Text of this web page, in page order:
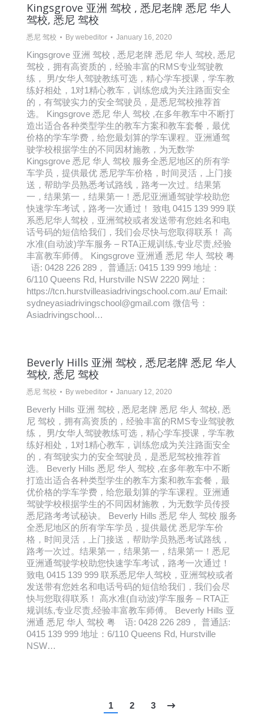
Kingsgrove 亚洲 驾校 , 悉尼老牌 悉尼 华人
驾校, 悉尼 驾校
悉尼 驾校 By webeditor January 16, 2020
Kingsgrove 亚洲 驾校 , 悉尼老牌 悉尼 华人 驾校, 悉尼
驾校，拥有高资质的，经验丰富的RMS专业驾驶教
练， 男/女华人驾驶教练可选，精心学车授课，学车教
练好相处，1对1精心教车，训练您成为关注路面安全
的，有驾驶实力的安全驾驶员，是悉尼驾校推荐首
选。 Kingsgrove 悉尼 华人 驾校 ,在多年教车中不断打
造出适合各种类型学生的教车方案和教车套餐，最优
价格的学车学费，给您最划算的学车课程。亚洲通驾
驶学校根据学生的不同因材施教，为无数学
Kingsgrove 悉尼 华人 驾校 服务全悉尼地区的所有学
车学员，提供最优 悉尼学车价格，时间灵活，上门接
送，帮助学员熟悉考试路线，路考一次过。结果第
一，结果第一，结果第一！悉尼亚洲通驾驶学校助您
快速学车考试，路考一次通过！ 致电 0415 139 999 联
系悉尼华人驾校，亚洲驾校或者发送带有您姓名和电
话号码的短信给我们，我们会尽快与您取得联系！ 高
水准(自动波)学车服务 – RTA正规训练,专业尽责,经验
丰富教车师傅。 Kingsgrove 亚洲通 悉尼 华人 驾校 粤
语: 0428 226 289， 普通話: 0415 139 999 地址：
6/110 Queens Rd, Hurstville NSW 2220 网址：
https://tcn.hurstvilleasiadrivingschool.com.au/ Email:
sydneyasiadrivingschool@gmail.com 微信号：
Asiadrivingschool…
Beverly Hills 亚洲 驾校 , 悉尼老牌 悉尼 华人
驾校, 悉尼 驾校
悉尼 驾校 By webeditor January 12, 2020
Beverly Hills 亚洲 驾校 , 悉尼老牌 悉尼 华人 驾校, 悉
尼 驾校，拥有高资质的，经验丰富的RMS专业驾驶教
练， 男/女华人驾驶教练可选，精心学车授课，学车教
练好相处，1对1精心教车，训练您成为关注路面安全
的，有驾驶实力的安全驾驶员，是悉尼驾校推荐首
选。 Beverly Hills 悉尼 华人 驾校 ,在多年教车中不断
打造出适合各种类型学生的教车方案和教车套餐，最
优价格的学车学费，给您最划算的学车课程。亚洲通
驾驶学校根据学生的不同因材施教，为无数学员传授
悉尼路考考试秘诀。 Beverly Hills 悉尼 华人 驾校 服务
全悉尼地区的所有学车学员，提供最优 悉尼学车价
格，时间灵活，上门接送，帮助学员熟悉考试路线，
路考一次过。结果第一，结果第一，结果第一！悉尼
亚洲通驾驶学校助您快速学车考试，路考一次通过！
致电 0415 139 999 联系悉尼华人驾校，亚洲驾校或者
发送带有您姓名和电话号码的短信给我们，我们会尽
快与您取得联系！ 高水准(自动波)学车服务 – RTA正
规训练,专业尽责,经验丰富教车师傅。 Beverly Hills 亚
洲通 悉尼 华人 驾校 粤 语: 0428 226 289， 普通話:
0415 139 999 地址：6/110 Queens Rd, Hurstville
NSW…
1 2 3